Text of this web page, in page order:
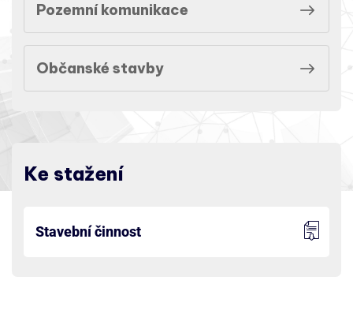
Pozemní komunikace
Občanské stavby
Ke stažení
Stavební činnost